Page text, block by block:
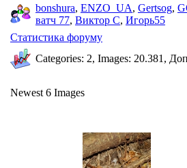
bonshura, ENZO_UA, Gertsog,
ватч 77, Виктор С, Игорь55
Статистика форуму
Categories: 2, Images: 20.381,
Newest 6 Images